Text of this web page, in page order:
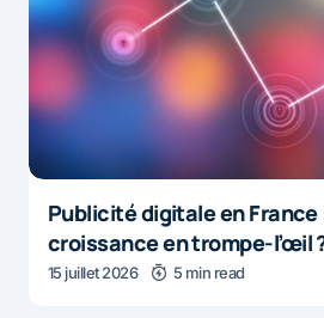
Publicité digitale en France
croissance en trompe-l’œil
15 juillet 2026 5 min read